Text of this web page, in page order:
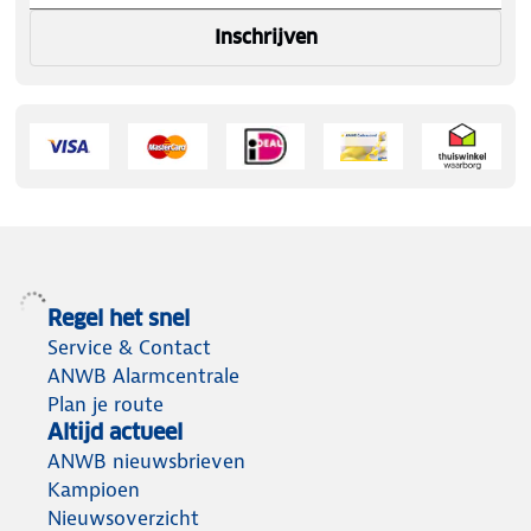
Inschrijven
Regel het snel
Service & Contact
ANWB Alarmcentrale
Plan je route
Altijd actueel
ANWB nieuwsbrieven
Kampioen
Nieuwsoverzicht